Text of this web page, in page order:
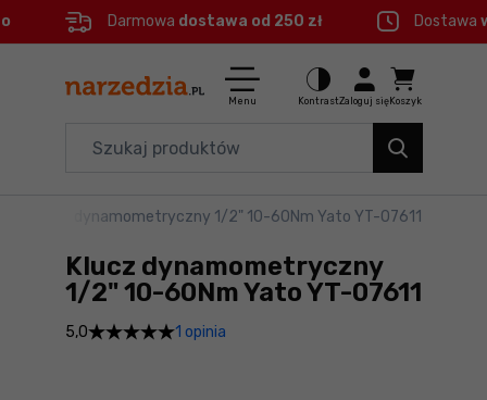
Menu główne
Informacje o produkcie
Do koszyka
Szczegółowe informacje
Stopka
Darmowa dostawa od 250 zł Dostawa
Menu KontrastZaloguj się Koszyk
Elektronarzędzia
Akcesoria
BHP
Klucz dynamometryczny 1/2" 10-60Nm Yato YT-07611
Klucz dynamometryczny
1/2" 10-60Nm Yato YT-07611
5,0 1 opinia